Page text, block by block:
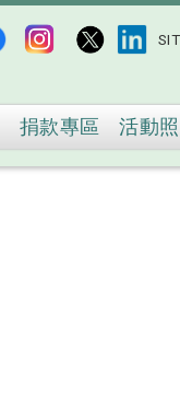
捐款專區 活動